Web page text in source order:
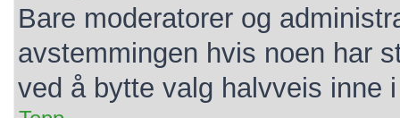
Bare moderatorer og
avstemmingen hvis noen har
ved å bytte valg halvveis inne